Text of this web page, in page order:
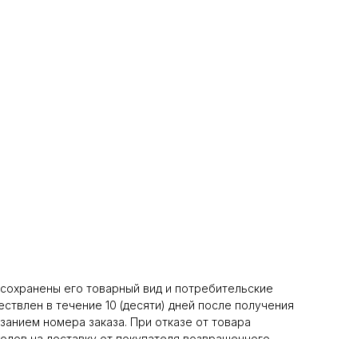
его товарный вид и потребительские
в течение 10 (десяти) дней после получения
номера заказа. При отказе от товара